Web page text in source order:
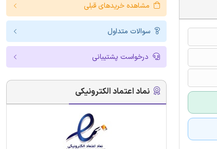
مشاهده خریدهای قبلی
سوالات متداول
درخواست پشتیبانی
نماد اعتماد الکترونیکی